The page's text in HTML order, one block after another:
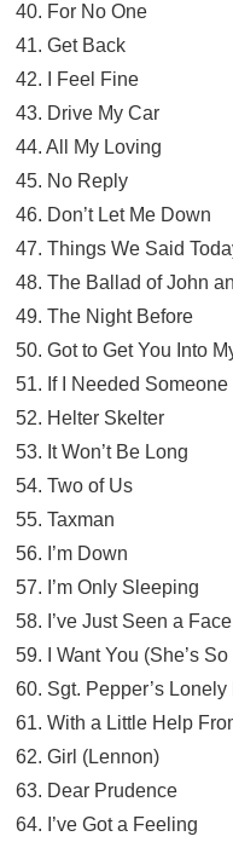
40. For No One
41. Get Back
42. I Feel Fine
43. Drive My Car
44. All My Loving
45. No Reply
46. Don’t Let Me Down
47. Things We Said
48. The Ballad of John
49. The Night Before
50. Got to Get You Into
51. If I Needed Someone
52. Helter Skelter
53. It Won’t Be Long
54. Two of Us
55. Taxman
56. I’m Down
57. I’m Only Sleeping
58. I’ve Just Seen a Face
59. I Want You (She’s
60. Sgt. Pepper’s
61. With a Little Help
62. Girl (Lennon)
63. Dear Prudence
64. I’ve Got a Feeling